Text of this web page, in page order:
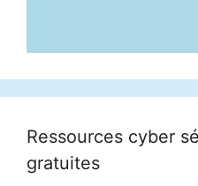
Ressources cyber
gratuites